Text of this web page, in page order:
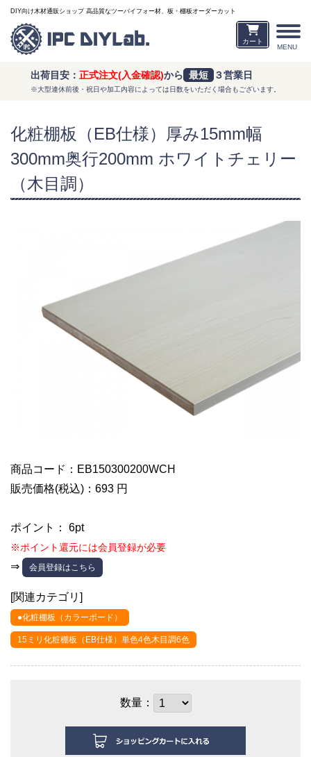
MENU
DIY向け木材通販ショップ 高品質なツーバイフォー材、板・棚板オーダーカット
カート
出荷目安： 正式注文(入金確認)から 最短 ３営業日
※大型連休前後・祝日や加工内容によっては日数をいただく場合もございます。
化粧棚板（EB仕様）厚み15mm幅
300mm奥行200mm ホワイトチェリー
（木目調）
商品コード：EB150300200WCH
販売価格(税込)：693 円
ポイント： 6pt
※ポイント還元には会員登録が必要
⇒ 会員登録はこちら
[関連カテゴリ]
●化粧棚板（カラーボード）
15ミリ化粧棚板（EB仕様）単色4色木目調6色
数量：